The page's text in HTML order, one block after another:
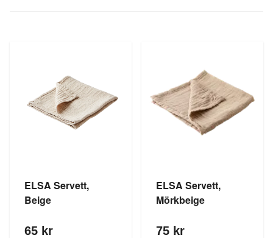
ELSA Servett,
Beige
65 kr
ELSA Servett,
Mörkbeige
75 kr